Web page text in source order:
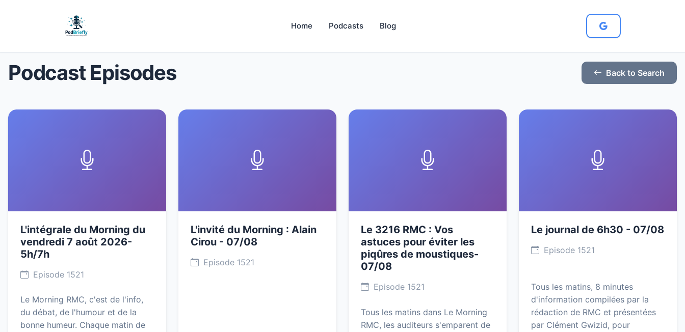
Home Podcasts Blog
Podcast Episodes Back to Search
L'intégrale du Morning du
vendredi 7 août 2026-
5h/7h
Episode 1521
Le Morning RMC, c'est de l'info,
du débat, de l'humour et de la
bonne humeur. Chaque matin de
L'invité du Morning : Alain
Cirou - 07/08
Episode 1521
Le 3216 RMC : Vos
astuces pour éviter les
piqûres de moustiques-
07/08
Episode 1521
Tous les matins dans Le Morning
RMC, les auditeurs s'emparent de
Le journal de 6h30 - 07/08
Episode 1521
Tous les matins, 8 minutes
d'information compilées par la
rédaction de RMC et présentées
par Clément Gwizid, pour